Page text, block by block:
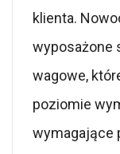
klienta.
wyposażone
wagowe,
poziomie
wymagające